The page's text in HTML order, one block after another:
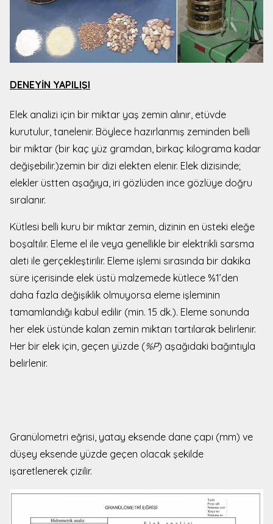
DENEYİN YAPILIŞI
Elek analizi için bir miktar yaş zemin alınır, etüvde
kurutulur, tanelenir. Böylece hazırlanmış zeminden belli
bir miktar (bir kaç yüz gramdan, birkaç kilograma kadar
değişebilir.)zemin bir dizi elekten elenir. Elek dizisinde;
elekler üstten aşağıya, iri gözlüden ince gözlüye doğru
sıralanır.
Kütlesi belli kuru bir miktar zemin, dizinin en üsteki eleğe
boşaltılır. Eleme el ile veya genellikle bir elektrikli sarsma
aleti ile gerçekleştirilir. Eleme işlemi sırasında bir dakika
süre içerisinde elek üstü malzemede kütlece %1’den
daha fazla değişiklik olmuyorsa eleme işleminin
tamamlandığı kabul edilir (min. 15 dk.). Eleme sonunda
her elek üstünde kalan zemin miktarı tartılarak belirlenir.
Her bir elek için, geçen yüzde (%P) aşağıdaki bağıntıyla
belirlenir.
Granülometri eğrisi, yatay eksende dane çapı (mm) ve
düşey eksende yüzde geçen olacak şekilde
işaretlenerek çizilir.